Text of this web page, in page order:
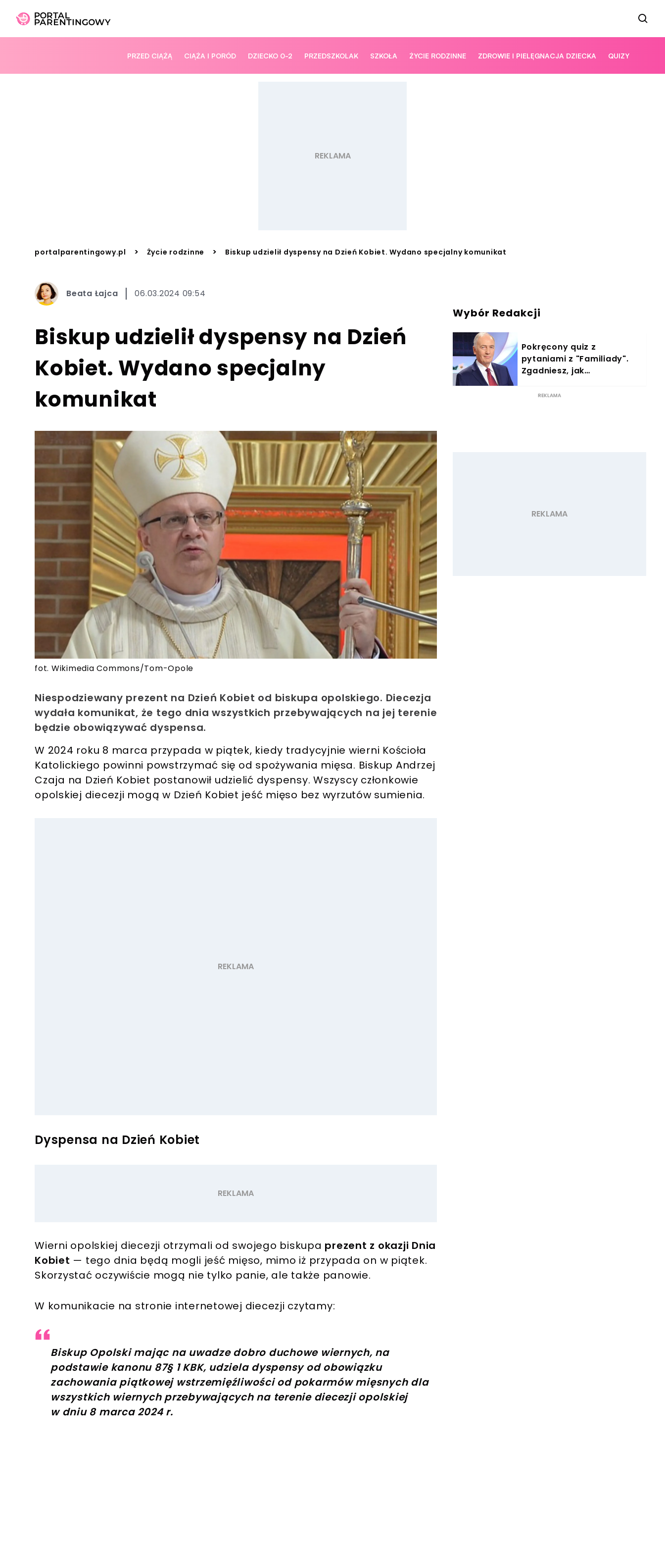
PRZED CIĄŻĄ CIĄŻA I PORÓD DZIECKO 0-2 PRZEDSZKOLAK SZKOŁA ŻYCIE RODZINNE ZDROWIE I PIELĘGNACJA DZIECKA QUIZY
portalparentingowy.pl > Życie rodzinne > Biskup udzielił dyspensy na Dzień Kobiet. Wydano specjalny komunikat
Beata Łajca 06.03.2024 09:54
Biskup udzielił dyspensy na Dzień
Kobiet. Wydano specjalny
komunikat
fot. Wikimedia Commons/Tom-Opole
Niespodziewany prezent na Dzień Kobiet od biskupa opolskiego. Diecezja
wydała komunikat, że tego dnia wszystkich przebywających na jej terenie
będzie obowiązywać dyspensa.
W 2024 roku 8 marca przypada w piątek, kiedy tradycyjnie wierni Kościoła
Katolickiego powinni powstrzymać się od spożywania mięsa. Biskup Andrzej
Czaja na Dzień Kobiet postanowił udzielić dyspensy. Wszyscy członkowie
opolskiej diecezji mogą w Dzień Kobiet jeść mięso bez wyrzutów sumienia.
Dyspensa na Dzień Kobiet
Wierni opolskiej diecezji otrzymali od swojego biskupa prezent z okazji Dnia
Kobiet — tego dnia będą mogli jeść mięso, mimo iż przypada on w piątek.
Skorzystać oczywiście mogą nie tylko panie, ale także panowie.
W komunikacie na stronie internetowej diecezji czytamy:
Biskup Opolski mając na uwadze dobro duchowe wiernych, na
podstawie kanonu 87§ 1 KBK, udziela dyspensy od obowiązku
zachowania piątkowej wstrzemięźliwości od pokarmów mięsnych dla
wszystkich wiernych przebywających na terenie diecezji opolskiej
w dniu 8 marca 2024 r.
Wybór Redakcji
Pokręcony quiz z
pytaniami z "Familiady".
Zgadniesz, jak
ankietowani?